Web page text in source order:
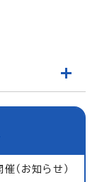
（お知らせ）